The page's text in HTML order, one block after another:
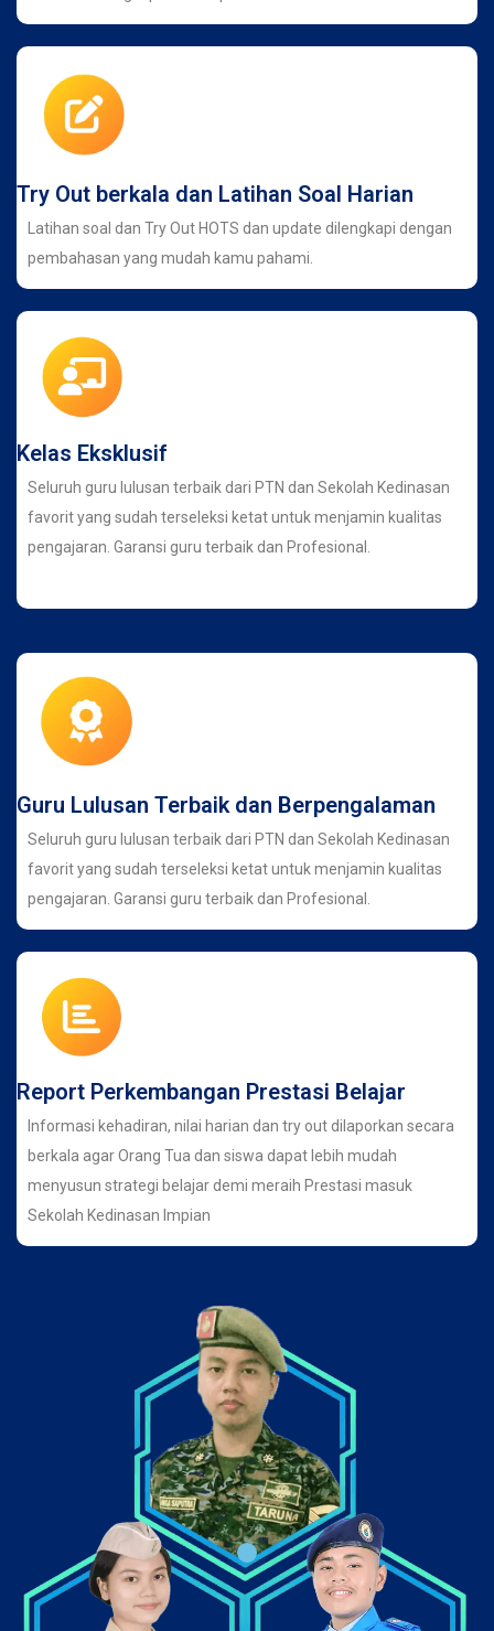
Try Out berkala dan Latihan Soal Harian
Latihan soal dan Try Out HOTS dan update dilengkapi dengan
pembahasan yang mudah kamu pahami.
Kelas Eksklusif
Seluruh guru lulusan terbaik dari PTN dan Sekolah Kedinasan
favorit yang sudah terseleksi ketat untuk menjamin kualitas
pengajaran. Garansi guru terbaik dan Profesional.
Guru Lulusan Terbaik dan Berpengalaman
Seluruh guru lulusan terbaik dari PTN dan Sekolah Kedinasan
favorit yang sudah terseleksi ketat untuk menjamin kualitas
pengajaran. Garansi guru terbaik dan Profesional.
Report Perkembangan Prestasi Belajar
Informasi kehadiran, nilai harian dan try out dilaporkan secara
berkala agar Orang Tua dan siswa dapat lebih mudah
menyusun strategi belajar demi meraih Prestasi masuk
Sekolah Kedinasan Impian